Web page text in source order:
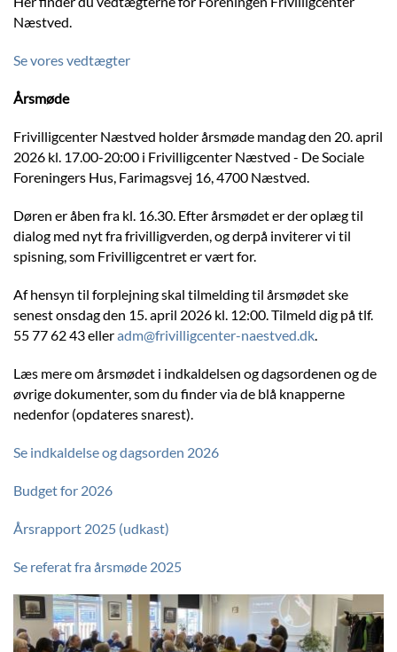
Næstved.
Se vores vedtægter
Årsmøde
Frivilligcenter Næstved holder årsmøde mandag den 20. april
2026 kl. 17.00-20:00 i Frivilligcenter Næstved - De Sociale
Foreningers Hus, Farimagsvej 16, 4700 Næstved.
Døren er åben fra kl. 16.30. Efter årsmødet er der oplæg til
dialog med nyt fra frivilligverden, og derpå inviterer vi til
spisning, som Frivilligcentret er vært for.
Af hensyn til forplejning skal tilmelding til årsmødet ske
senest onsdag den 15. april 2026 kl. 12:00. Tilmeld dig på tlf.
55 77 62 43 elleradm@frivilligcenter-naestved.dk.
Læs mere om årsmødet i indkaldelsen og dagsordenen og de
øvrige dokumenter, som du finder via de blå knapperne
nedenfor (opdateres snarest).
Se indkaldelse og dagsorden 2026
Budget for 2026
Årsrapport 2025 (udkast)
Se referat fra årsmøde 2025